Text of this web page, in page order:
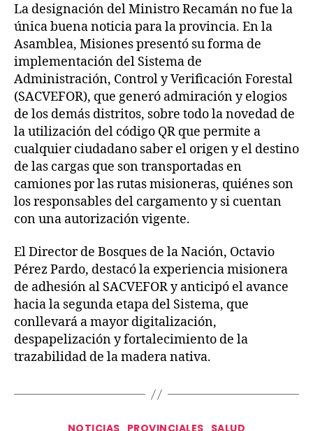
La designación del Ministro Recamán no fue la
única buena noticia para la provincia. En la
Asamblea, Misiones presentó su forma de
implementación del Sistema de
Administración, Control y Verificación Forestal
(SACVEFOR), que generó admiración y elogios
de los demás distritos, sobre todo la novedad de
la utilización del código QR que permite a
cualquier ciudadano saber el origen y el destino
de las cargas que son transportadas en
camiones por las rutas misioneras, quiénes son
los responsables del cargamento y si cuentan
con una autorización vigente.
El Director de Bosques de la Nación, Octavio
Pérez Pardo, destacó la experiencia misionera
de adhesión al SACVEFOR y anticipó el avance
hacia la segunda etapa del Sistema, que
conllevará a mayor digitalización,
despapelización y fortalecimiento de la
trazabilidad de la madera nativa.